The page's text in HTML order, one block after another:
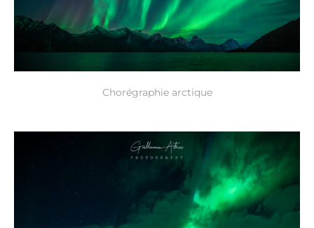
Chorégraphie arctique